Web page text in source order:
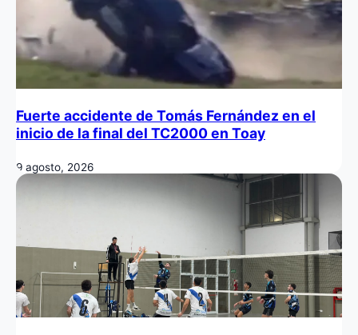
Fuerte accidente de Tomás Fernández en el
inicio de la final del TC2000 en Toay
9 agosto, 2026